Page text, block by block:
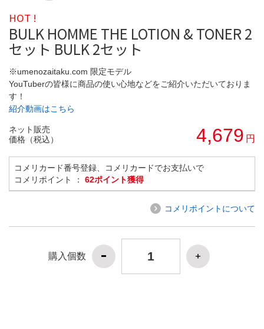
HOT !
BULK HOMME THE LOTION & TONER 2
セット BULK 2セット
※umenozaitaku.com 限定モデル
YouTuberの皆様に商品の使い心地などをご紹介いただいておりま
す！
紹介動画はこちら
ネット販売
価格（税込）
4,679 円
コメリカード番号登録、コメリカードでお支払いで
コメリポイント ： 62ポイント獲得
コメリポイントについて
購入個数